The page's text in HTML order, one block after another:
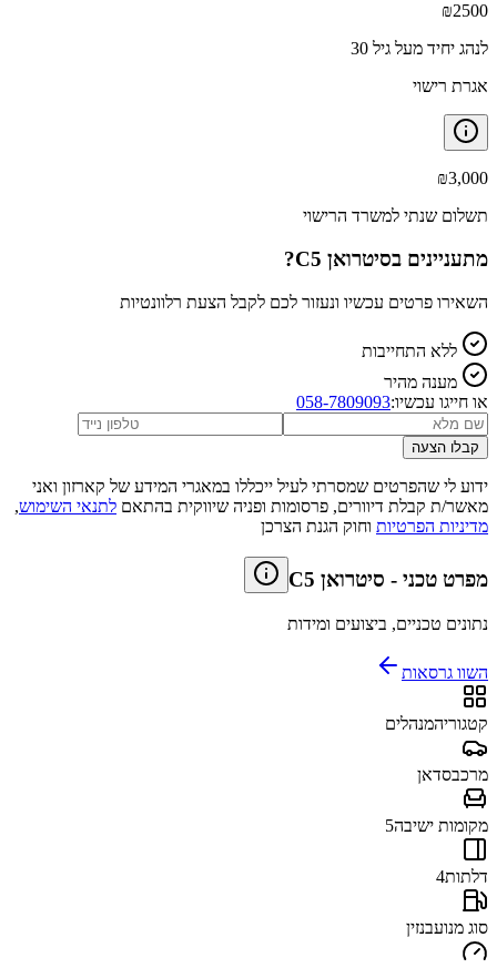
₪2500
לנהג יחיד מעל גיל 30
אגרת רישוי
₪3,000
תשלום שנתי למשרד הרישוי
מתעניינים בסיטרואן C5 ?
השאירו פרטים עכשיו ונעזור לכם לקבל הצעת רלוונטיות
ללא התחייבות
מענה מהיר
או חייגו עכשיו:058-7809093
קבלו הצעה
ידוע לי שהפרטים שמסרתי לעיל ייכללו במאגרי המידע של קארזון ואני
מאשר/ת קבלת דיוורים, פרסומות ופניה שיווקית בהתאם לתנאי השימוש,
מדיניות הפרטיות וחוק הגנת הצרכן
מפרט טכני - סיטרואן C5
נתונים טכניים, ביצועים ומידות
השוו גרסאות
קטגוריהמנהלים
מרכבסדאן
מקומות ישיבה5
דלתות4
סוג מנועבנזין